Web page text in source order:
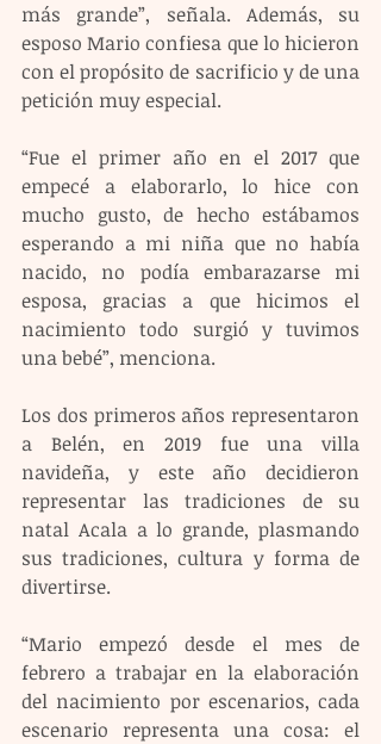
más grande”, señala. Además, su
esposo Mario confiesa que lo hicieron
con el propósito de sacrificio y de una
petición muy especial.
“Fue el primer año en el 2017 que
empecé a elaborarlo, lo hice con
mucho gusto, de hecho estábamos
esperando a mi niña que no había
nacido, no podía embarazarse mi
esposa, gracias a que hicimos el
nacimiento todo surgió y tuvimos
una bebé”, menciona.
Los dos primeros años representaron
a Belén, en 2019 fue una villa
navideña, y este año decidieron
representar las tradiciones de su
natal Acala a lo grande, plasmando
sus tradiciones, cultura y forma de
divertirse.
“Mario empezó desde el mes de
febrero a trabajar en la elaboración
del nacimiento por escenarios, cada
escenario representa una cosa: el